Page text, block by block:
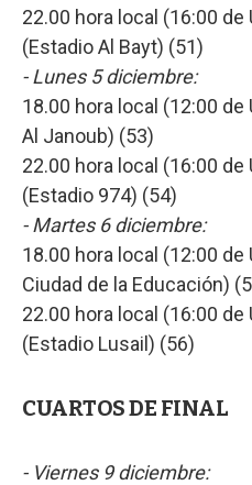
22.00 hora local (16:00 de
(Estadio Al Bayt) (51)
- Lunes 5 diciembre:
18.00 hora local (12:00 de
Al Janoub) (53)
22.00 hora local (16:00 de
(Estadio 974) (54)
- Martes 6 diciembre:
18.00 hora local (12:00 de
Ciudad de la Educación)
22.00 hora local (16:00 de
(Estadio Lusail) (56)
CUARTOS DE FINAL
- Viernes 9 diciembre: